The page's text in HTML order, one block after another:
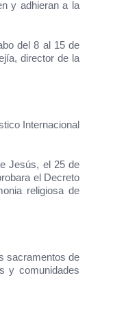
y adhieran a la
del 8 al 15 de
director de la
Internacional
Jesús, el 25 de
el Decreto
religiosa de
sacramentos de
y comunidades